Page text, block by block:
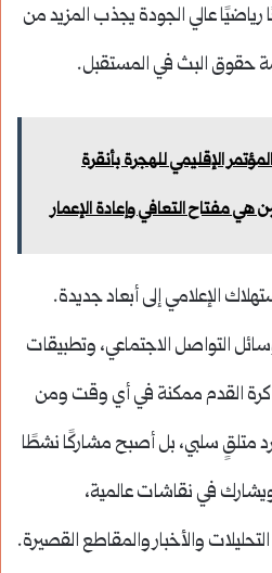
رياضيًا عالي الجودة يجذب المزيد من
حقوق البث في المستقبل.
الإقليمي للهجرة بأنقرة
هي مفتاح التعافي وإعادة الإعمار
الإعلامي إلى أبعاد جديدة.
التواصل الاجتماعي، وتطبيقات
كرة القدم ممكنة في أي وقت ومن
متلقٍ سلبي، بل أصبح مشاركًا نشطًا
ويشارك في نقاشات عالمية،
والأخبار والمقاطع القصيرة.